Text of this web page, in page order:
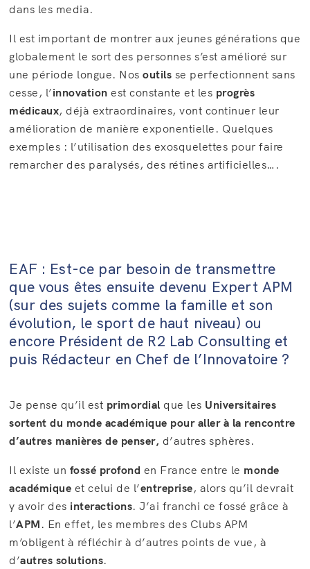
dans les media.
Il est important de montrer aux jeunes générations que
globalement le sort des personnes s’est amélioré sur
une période longue. Nosoutils se perfectionnent sans
cesse, l’innovation est constante et les progrès
médicaux, déjà extraordinaires, vont continuer leur
amélioration de manière exponentielle. Quelques
exemples : l’utilisation des exosquelettes pour faire
remarcher des paralysés, des rétines artificielles….
EAF : Est-ce par besoin de transmettre
que vous êtes ensuite devenu Expert APM
(sur des sujets comme la famille et son
évolution, le sport de haut niveau) ou
encore Président de R2 Lab Consulting et
puis Rédacteur en Chef de l’Innovatoire ?
Je pense qu’il est primordial que les Universitaires
sortent du monde académique pour aller à la rencontre
d’autres manières de penser, d’autres sphères.
Il existe un fossé profond en France entre le monde
académique et celui de l’entreprise, alors qu’il devrait
y avoir des interactions. J’ai franchi ce fossé grâce à
l’APM . En effet, les membres des Clubs APM
m’obligent à réfléchir à d’autres points de vue, à
d’autres solutions.